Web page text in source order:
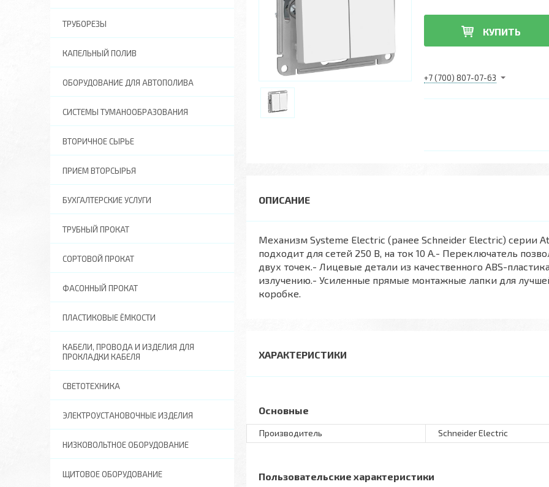
КУПИТЬ
+7 (700) 807-07-63
Механизм Systeme Electric (ранее Schneider Electric) серии
подходит для сетей 250 В, на ток 10 А.- Переключатель
двух точек.- Лицевые детали из качественного ABS-
излучению.- Усиленные прямые монтажные лапки для
коробке.
ХАРАКТЕРИСТИКИ
Основные
Производитель Schneider Electric
Пользовательские характеристики
ТРУБОРЕЗЫ
КАПЕЛЬНЫЙ ПОЛИВ
ОБОРУДОВАНИЕ ДЛЯ АВТОПОЛИВА
СИСТЕМЫ ТУМАНООБРАЗОВАНИЯ
ВТОРИЧНОЕ СЫРЬЕ
ПРИЕМ ВТОРСЫРЬЯ
БУХГАЛТЕРСКИЕ УСЛУГИ
ТРУБНЫЙ ПРОКАТ
СОРТОВОЙ ПРОКАТ
ФАСОННЫЙ ПРОКАТ
ПЛАСТИКОВЫЕ ЁМКОСТИ
КАБЕЛИ, ПРОВОДА И ИЗДЕЛИЯ ДЛЯ
ПРОКЛАДКИ КАБЕЛЯ
СВЕТОТЕХНИКА
ЭЛЕКТРОУСТАНОВОЧНЫЕ ИЗДЕЛИЯ
НИЗКОВОЛЬТНОЕ ОБОРУДОВАНИЕ
ЩИТОВОЕ ОБОРУДОВАНИЕ